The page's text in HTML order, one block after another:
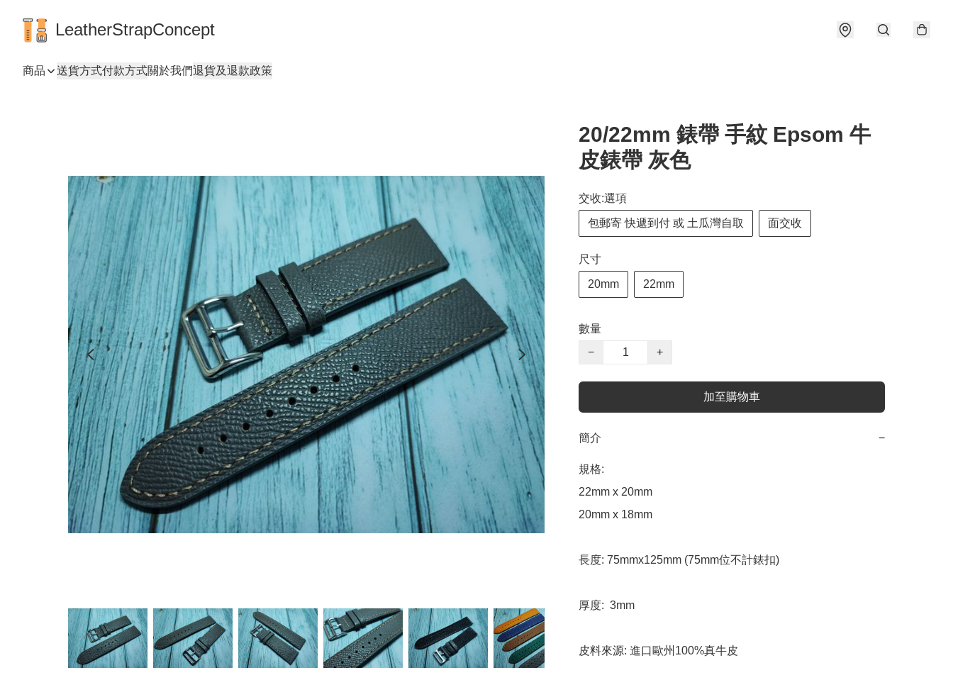
LeatherStrapConcept
商品 送貨方式付款方式關於我們退貨及退款政策
20/22mm 錶帶 手紋 Epsom 牛
皮錶帶 灰色
交收:選項
包郵寄 快遞到付 或 土瓜灣自取 面交收
尺寸
20mm 22mm
數量
−
+
加至購物車
簡介 −
規格:
22mm x 20mm
20mm x 18mm
長度: 75mmx125mm (75mm位不計錶扣)
厚度:  3mm
皮料來源: 進口歐州100%真牛皮